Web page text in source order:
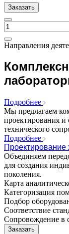
Заказать
Направления
Подробнее
Мы предлагаем
проектирования
технического
Подробнее
Проектирование
Объединяем
для создания
поколения.
Карта
Категоризация
Подбор
Соответствие
Сопровождение в
Заказать